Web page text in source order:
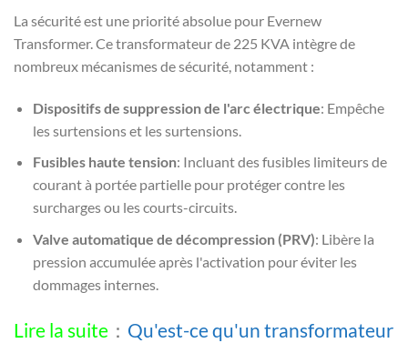
La sécurité est une priorité absolue pour Evernew
Transformer. Ce transformateur de 225 KVA intègre de
nombreux mécanismes de sécurité, notamment :
Dispositifs de suppression de l'arc électrique: Empêche
les surtensions et les surtensions.
Fusibles haute tension: Incluant des fusibles limiteurs de
courant à portée partielle pour protéger contre les
surcharges ou les courts-circuits.
Valve automatique de décompression (PRV): Libère la
pression accumulée après l'activation pour éviter les
dommages internes.
Lire la suite ： Qu'est-ce qu'un transformateur